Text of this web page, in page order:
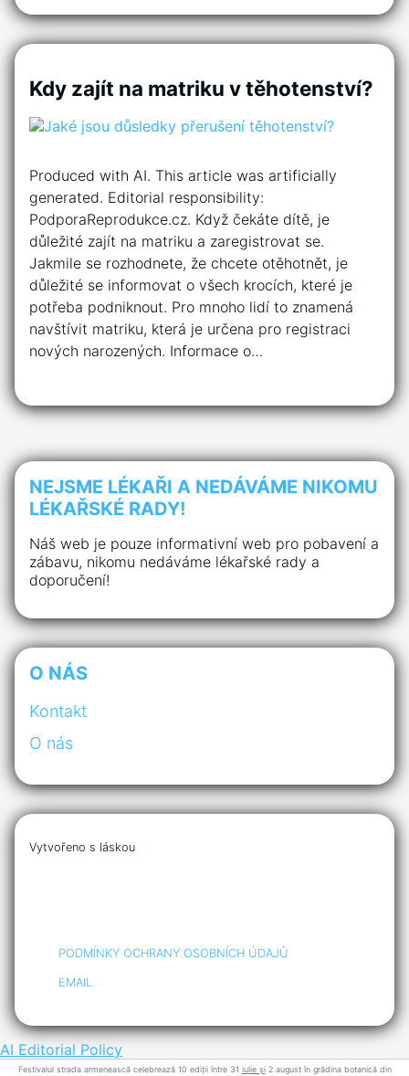
Kdy zajít na matriku v těhotenství?
Produced with AI. This article was artificially
generated. Editorial responsibility:
PodporaReprodukce.cz. Když čekáte dítě, je
důležité zajít na matriku a zaregistrovat se.
Jakmile se rozhodnete, že chcete otěhotnět, je
důležité se informovat o všech krocích, které je
potřeba podniknout. Pro mnoho lidí to znamená
navštívit matriku, která je určena pro registraci
nových narozených. Informace o…
NEJSME LÉKAŘI A NEDÁVÁME NIKOMU
LÉKAŘSKÉ RADY!
Náš web je pouze informativní web pro pobavení a
zábavu, nikomu nedáváme lékařské rady a
doporučení!
O NÁS
Kontakt
O nás
Vytvořeno s láskou
PODMÍNKY OCHRANY OSOBNÍCH ÚDAJŮ
EMAIL
AI Editorial Policy
Festivalul strada armenească celebrează 10 ediții între 31 iulie și2 august în grădina botanică din